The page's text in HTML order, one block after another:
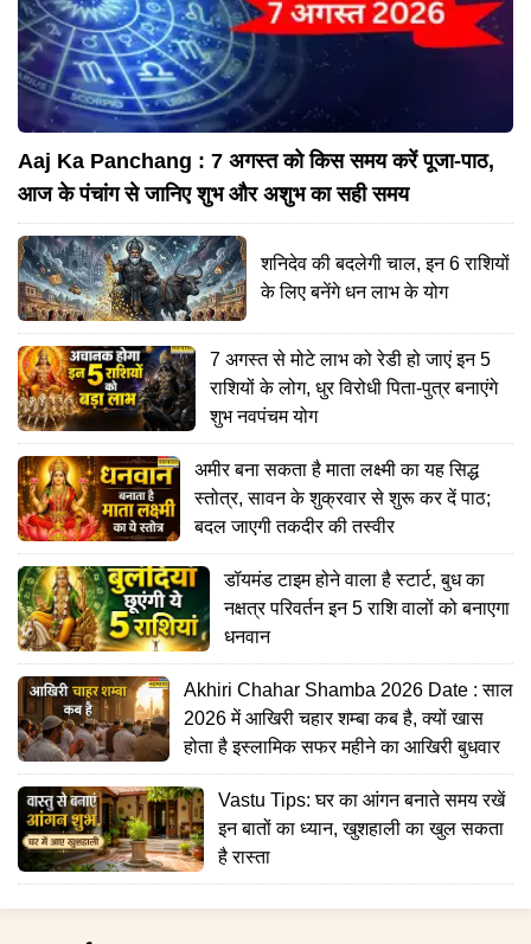
Aaj Ka Panchang : 7 अगस्त को किस समय करें पूजा-पाठ,
आज के पंचांग से जानिए शुभ और अशुभ का सही समय
शनिदेव की बदलेगी चाल, इन 6 राशियों
के लिए बनेंगे धन लाभ के योग
7 अगस्त से मोटे लाभ को रेडी हो जाएं इन 5
राशियों के लोग, धुर विरोधी पिता-पुत्र बनाएंगे
शुभ नवपंचम योग
अमीर बना सकता है माता लक्ष्मी का यह सिद्ध
स्तोत्र, सावन के शुक्रवार से शुरू कर दें पाठ;
बदल जाएगी तकदीर की तस्वीर
डॉयमंड टाइम होने वाला है स्टार्ट, बुध का
नक्षत्र परिवर्तन इन 5 राशि वालों को बनाएगा
धनवान
Akhiri Chahar Shamba 2026 Date : साल
2026 में आखिरी चहार शम्बा कब है, क्यों खास
होता है इस्लामिक सफर महीने का आखिरी बुधवार
Vastu Tips: घर का आंगन बनाते समय रखें
इन बातों का ध्यान, खुशहाली का खुल सकता
है रास्ता